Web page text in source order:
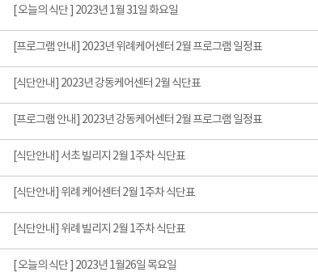
[ 오늘의 식단 ] 2023년 1월 31일 화요일
[프로그램 안내] 2023년 위례케어센터 2월 프로그램 일정표
[식단안내] 2023년 강동케어센터 2월 식단표
[프로그램 안내] 2023년 강동케어센터 2월 프로그램 일정표
[식단안내] 서초 빌리지 2월 1주차 식단표
[식단안내] 위례 케어센터 2월 1주차 식단표
[식단안내] 위례 빌리지 2월 1주차 식단표
[ 오늘의 식단 ] 2023년 1월26일 목요일